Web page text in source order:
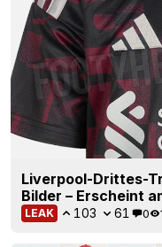
Liverpool-Drittes-
Bilder – Erscheint
LEAK 103 61 0